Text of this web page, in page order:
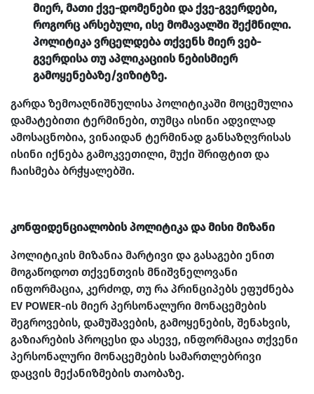
მიერ, მათი ქვე-დომენები და ქვე-გვერდები,
როგორც არსებული, ისე მომავალში შექმნილი.
პოლიტიკა ვრცელდება თქვენს მიერ ვებ-
გვერდისა თუ აპლიკაციის ნებისმიერ
გამოყენებაზე/ვიზიტზე.
გარდა ზემოაღნიშნულისა პოლიტიკაში მოცემულია
დამატებითი ტერმინები, თუმცა ისინი ადვილად
ამოსაცნობია, ვინაიდან ტერმინად განსაზღვრისას
ისინი იქნება გამოკვეთილი, მუქი შრიფტით და
ჩაისმება ბრჭყალებში.
კონფიდენციალობის პოლიტიკა და მისი მიზანი
პოლიტიკის მიზანია მარტივი და გასაგები ენით
მოგაწოდოთ თქვენთვის მნიშვნელოვანი
ინფორმაცია, კერძოდ, თუ რა პრინციპებს ეფუძნება
EV POWER-ის მიერ პერსონალური მონაცემების
შეგროვების, დამუშავების, გამოყენების, შენახვის,
გაზიარების პროცესი და ასევე, ინფორმაცია თქვენი
პერსონალური მონაცემების სამართლებრივი
დაცვის მექანიზმების თაობაზე.